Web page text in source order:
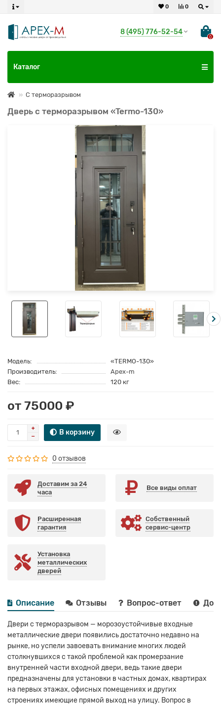
0
0
8 (495) 776-52-54
0
Каталог
С терморазрывом
Дверь с терморазрывом «Termo-130»
Модель:
«TERMO-130»
Производитель:
Apex-m
Вес:
120 кг
от 75000 ₽
В корзину
0 отзывов
Доставим за 24
часа
Все виды оплат
Расширенная
гарантия
Собственный
сервис-центр
Установка
металлических
дверей
Описание Отзывы Вопрос-ответ
Двери с терморазрывом — морозоустойчивые входные
металлические двери появились достаточно недавно на
рынке, но успели завоевать внимание многих людей
столкнувшихся с такой проблемой как промерзание
внутренней части входной двери, ведь такие двери
предназначены для установки в частных домах, квартирах
на первых этажах, офисных помещениях и других
строениях имеющие прямой выход на улицу. Вопрос в